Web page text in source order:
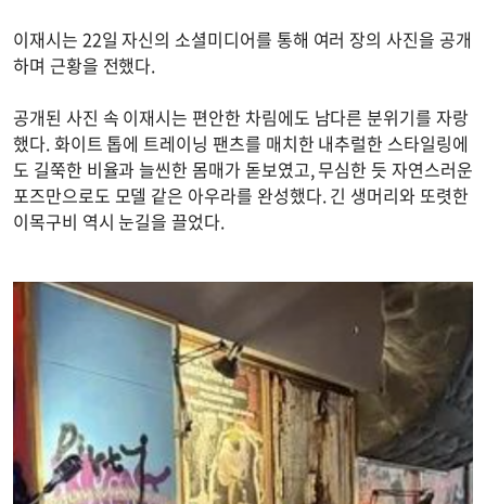
이재시는 22일 자신의 소셜미디어를 통해 여러 장의 사진을 공개
하며 근황을 전했다.
공개된 사진 속 이재시는 편안한 차림에도 남다른 분위기를 자랑
했다. 화이트 톱에 트레이닝 팬츠를 매치한 내추럴한 스타일링에
도 길쭉한 비율과 늘씬한 몸매가 돋보였고, 무심한 듯 자연스러운
포즈만으로도 모델 같은 아우라를 완성했다. 긴 생머리와 또렷한
이목구비 역시 눈길을 끌었다.